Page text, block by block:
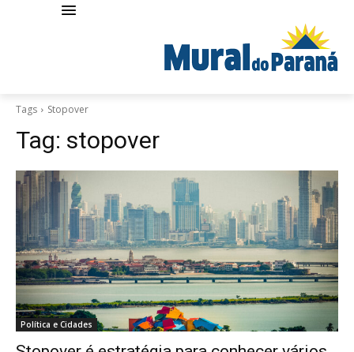
Tags Stopover
Tag: stopover
Política e Cidades